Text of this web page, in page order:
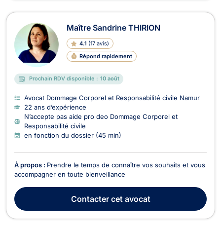
Maître Sandrine THIRION
4.1 (17 avis)
Répond rapidement
Prochain RDV disponible : 10 août
Avocat Dommage Corporel et Responsabilité civile Namur
22 ans d’expérience
N’accepte pas aide pro deo Dommage Corporel et
Responsabilité civile
en fonction du dossier (45 min)
À propos : Prendre le temps de connaître vos souhaits et vous
accompagner en toute bienveillance
Contactercet avocat